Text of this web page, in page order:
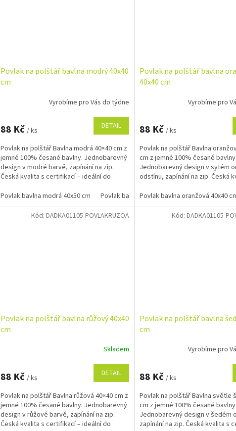
Povlak na polštář bavlna modrý 40x40
cm
Vyrobíme pro Vás do týdne
88 Kč / ks DETAIL
Povlak na polštář Bavlna modrá 40×40 cm z
jemné 100% česané bavlny. Jednobarevný
design v modré barvě, zapínání na zip.
Česká kvalita s certifikací – ideální do
Povlak bavlna modrá 40x50 cm
Povlak bavlna modrá 40x40 cm
Povlak na polštář bavlna
40x40 cm
Vyrobíme pro
88 Kč / ks
Povlak na polštář Bavlna
cm z jemné 100% česané bavlny.
Jednobarevný design v sytém
odstínu, zapínání na zip. Česká
Povlak bavlna oranžová 40x40
Povlak na polštář bavlna růžový 40x40
cm
Skladem
88 Kč / ks DETAIL
Povlak na polštář Bavlna růžová 40×40 cm z
jemné 100% česané bavlny. Jednobarevný
design v růžové barvě, zapínání na zip.
Česká kvalita s certifikací – ideální do
Kód: DADKA01105-POVLAKRUZOA
Povlak na polštář bavlna
cm
Vyrobíme pro
88 Kč / ks
Povlak na polštář Bavlna světle
cm z jemné 100% česané bavlny.
Jednobarevný design v šedém
zapínání na zip. Česká kvalita s
Kód: DADKA01105-